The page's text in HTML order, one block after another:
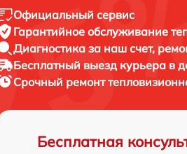
Официальный сервис
Гарантийное обслуживание
Диагностика за наш счет,
Бесплатный выезд курьера в
Срочный ремонт
Бесплатная